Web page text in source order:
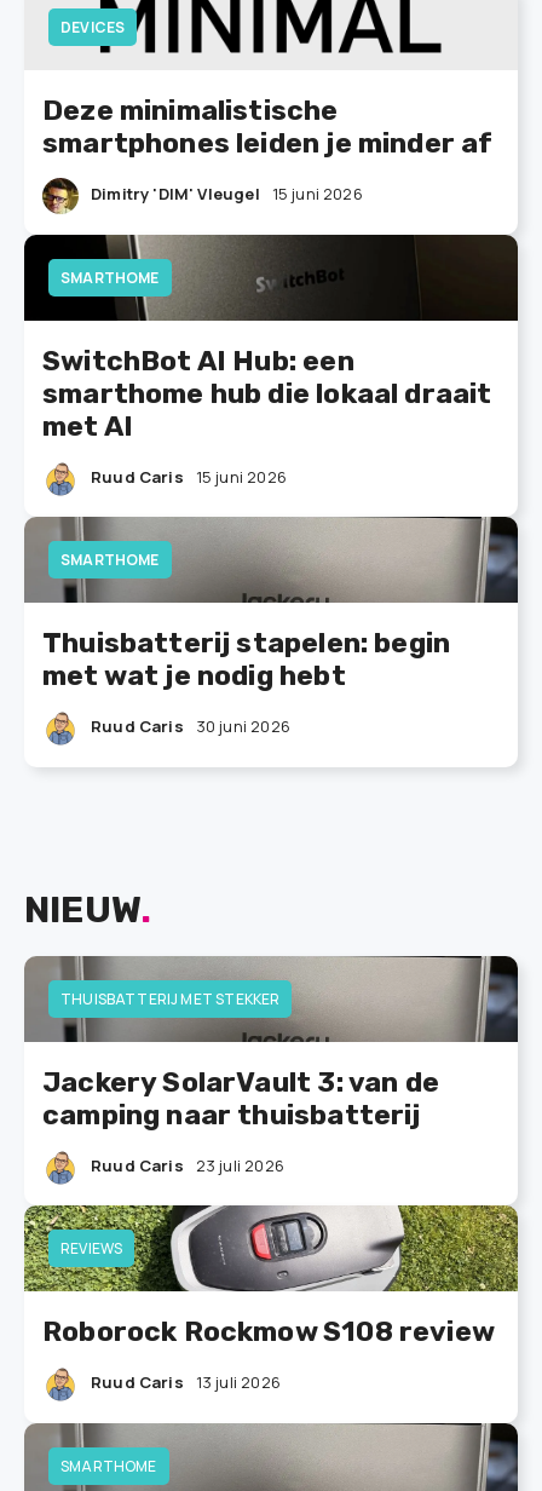
DEVICES
Deze minimalistische
smartphones leiden je minder af
Dimitry 'DIM' Vleugel 15 juni 2026
SMARTHOME
SwitchBot AI Hub: een
smarthome hub die lokaal draait
met AI
Ruud Caris 15 juni 2026
SMARTHOME
Thuisbatterij stapelen: begin
met wat je nodig hebt
Ruud Caris 30 juni 2026
NIEUW.
THUISBATTERIJ MET STEKKER
Jackery SolarVault 3: van de
camping naar thuisbatterij
Ruud Caris 23 juli 2026
REVIEWS
Roborock Rockmow S108 review
Ruud Caris 13 juli 2026
SMARTHOME